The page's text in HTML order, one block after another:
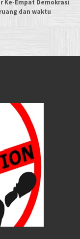
Ke-Empat Demokrasi
dan waktu